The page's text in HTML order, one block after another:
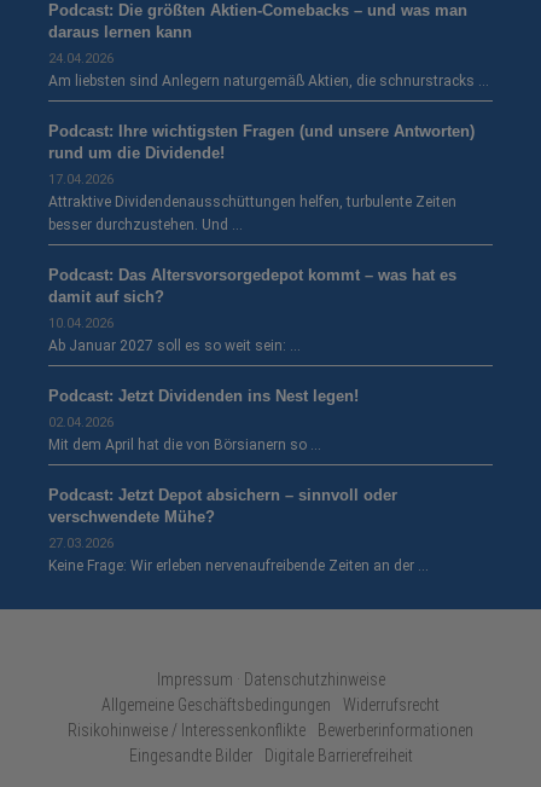
Podcast: Die größten Aktien-Comebacks – und was man
daraus lernen kann
24.04.2026
Am liebsten sind Anlegern naturgemäß Aktien, die schnurstracks …
Podcast: Ihre wichtigsten Fragen (und unsere Antworten)
rund um die Dividende!
17.04.2026
Attraktive Dividendenausschüttungen helfen, turbulente Zeiten
besser durchzustehen. Und …
Podcast: Das Altersvorsorgedepot kommt – was hat es
damit auf sich?
10.04.2026
Ab Januar 2027 soll es so weit sein: …
Podcast: Jetzt Dividenden ins Nest legen!
02.04.2026
Mit dem April hat die von Börsianern so …
Podcast: Jetzt Depot absichern – sinnvoll oder
verschwendete Mühe?
27.03.2026
Keine Frage: Wir erleben nervenaufreibende Zeiten an der …
Impressum · Datenschutzhinweise
Allgemeine Geschäftsbedingungen
Widerrufsrecht
Risikohinweise / Interessenkonflikte
Bewerberinformationen
Eingesandte Bilder
Digitale Barrierefreiheit